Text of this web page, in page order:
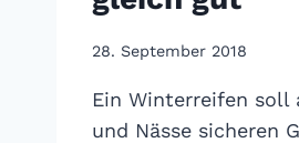
28. September 2018
Ein Winterreifen soll
und Nässe sicheren